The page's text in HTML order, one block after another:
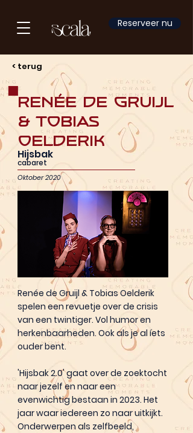
Reserveer nu
< terug
Renée de Gruijl
& Tobias
Oelderik
Hijsbak
cabaret
Oktober 2020
Renée de Gruijl & Tobias Oelderik
spelen een revuetje over de crisis
van een twintiger. Vol humor en
herkenbaarheden. Ook als je al íets
ouder bent.
'Hijsbak 2.0' gaat over de zoektocht
naar jezelf en naar een
evenwichtig bestaan in 2023. Het
jaar waar iedereen zo naar uitkijkt.
Onderwerpen als zelfbeeld,